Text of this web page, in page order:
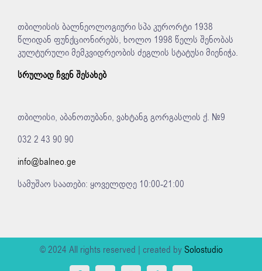
თბილისის ბალნეოლოგიური სპა კურორტი 1938
წლიდან ფუნქციონირებს, ხოლო 1998 წელს შენობას
კულტურული მემკვიდრეობის ძეგლის სტატუსი მიენიჭა.
სრულად ჩვენ შესახებ
თბილისი, აბანოთუბანი, ვახტანგ გორგასლის ქ. №9
032 2 43 90 90
info@balneo.ge
სამუშაო საათები: ყოველდღე 10:00-21:00
© 2024 All rights reserved | created by Solostudio